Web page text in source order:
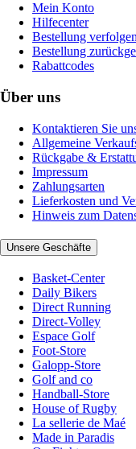
Mein Konto
Hilfecenter
Bestellung verfolgen
Bestellung
Rabattcodes
Über uns
Kontaktieren Sie
Allgemeine
Rückgabe &
Impressum
Zahlungsarten
Lieferkosten und
Hinweis zum
Unsere Geschäfte
Basket-Center
Daily Bikers
Direct Running
Direct-Volley
Espace Golf
Foot-Store
Galopp-Store
Golf and co
Handball-Store
House of Rugby
La sellerie de Maé
Made in Paradis